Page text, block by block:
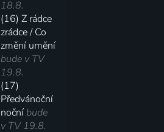
18.8.
(16) Z rádce
zrádce / Co
změní umění
bude v TV
19.8.
(17)
Předvánoční
nočníbude
v TV 19.8.